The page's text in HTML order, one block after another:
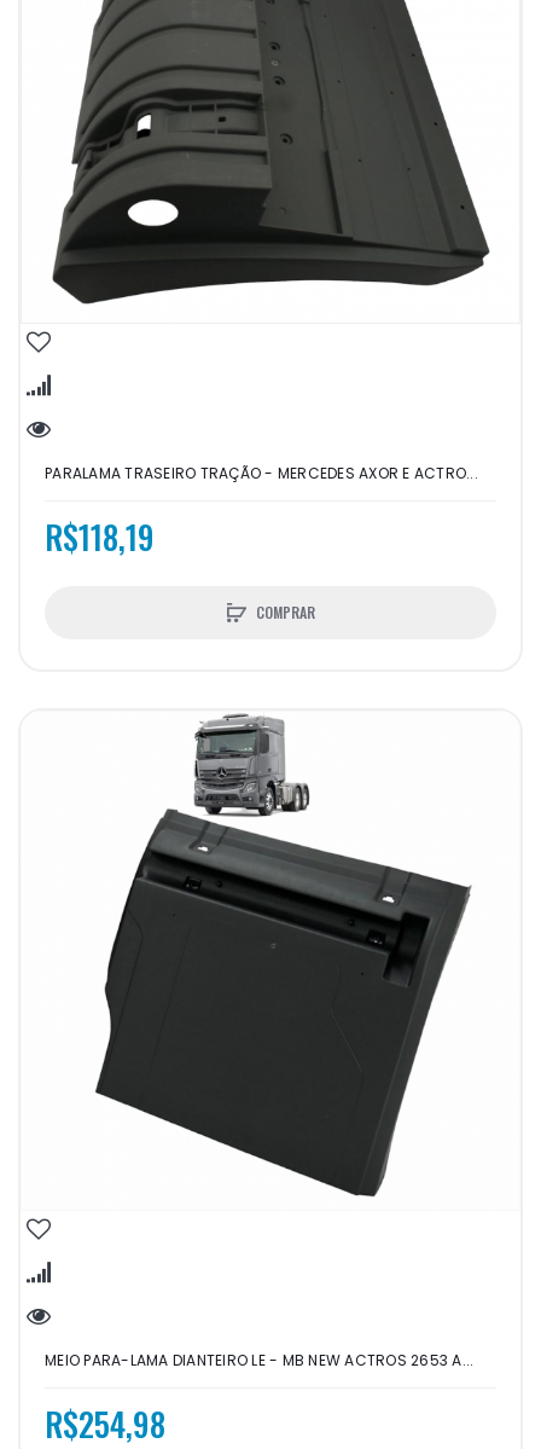
PARALAMA TRASEIRO TRAÇÃO - MERCEDES AXOR E ACTRO...
R$118,19
COMPRAR
MEIO PARA-LAMA DIANTEIRO LE - MB NEW ACTROS 2653 A...
R$254,98